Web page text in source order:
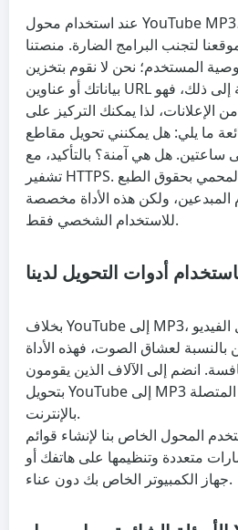
عند استخدام محول YouTube MP3، اختر دائمًا المواقع ذات
لتجنب البرامج الضارة. منصتنا
المستخدم؛ نحن لا نقوم بتخزين
بياناتك أو عناوين URL الخاصة بك. بالإضافة إلى ذلك، فهو
الإعلانات، لذا يمكنك التركيز على
ما يلي: هل يمكنني تحويل مقاطع
ساعتين. هل هي آمنة؟ بالتأكيد، مع
تشفير HTTPS. ماذا عن المحتوى المحمي بحقوق الطبع
المبدعين، ولكن هذه الأداة مخصصة
للاستخدام الشخصي فقط.
أدوات التحويل لدينا
بخلاف YouTube إلى MP3، نقدم خيارات لتنزيل الفيديو
لعشاق الصوت، فهذه الأداة
انضم إلى الآلاف الذين يقومون
بتحويل YouTube إلى MP3 يوميًا لمكتباتهم غير المتصلة
بالإنترنت.
المحول الخاص بنا لإنشاء قوائم
متعددة وتنظيمها على هاتفك أو
جهاز الكمبيوتر الخاص بك دون عناء.